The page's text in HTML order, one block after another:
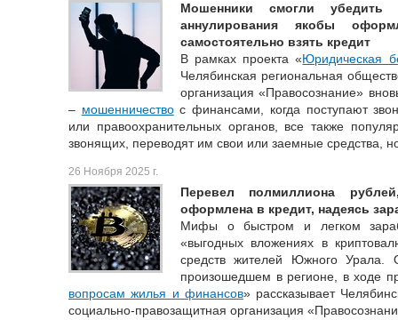
Мошенники смогли
аннулирования якобы
самостоятельно взять кредит
В рамках проекта «Юридическая
Челябинская региональная
организация «Правосознание»
– мошенничествос финансами, когда поступают
или правоохранительных органов, все также
звонящих, переводят им свои или заемные средства,
26 Ноября 2025 г.
Перевел полмиллиона
оформлена в кредит, надеясь
Мифы о быстром и легком
«выгодных вложениях в
средств жителей Южного Урала.
произошедшем в регионе, в ходе
вопросам жилья и финансов» рассказывает
социально-правозащитная организация